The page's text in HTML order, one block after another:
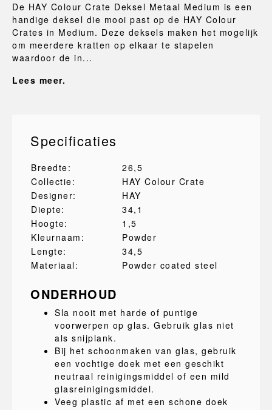
De HAY Colour Crate Deksel Metaal Medium is een
handige deksel die mooi past op de HAY Colour
Crates in Medium. Deze deksels maken het mogelijk
om meerdere kratten op elkaar te stapelen
waardoor de in...
Lees meer.
Specificaties
Breedte:
26,5
Collectie:
HAY Colour Crate
Designer:
HAY
Diepte:
34,1
Hoogte:
1,5
Kleurnaam:
Powder
Lengte:
34,5
Materiaal:
Powder coated steel
ONDERHOUD
Sla nooit met harde of puntige
voorwerpen op glas. Gebruik glas niet
als snijplank.
Bij het schoonmaken van glas, gebruik
een vochtige doek met een geschikt
neutraal reinigingsmiddel of een mild
glasreinigingsmiddel.
Veeg plastic af met een schone doek